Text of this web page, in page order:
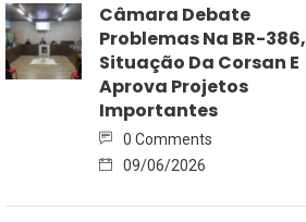
Câmara Debate
Problemas Na BR-386,
Situação Da Corsan E
Aprova Projetos
Importantes
0 Comments
09/06/2026